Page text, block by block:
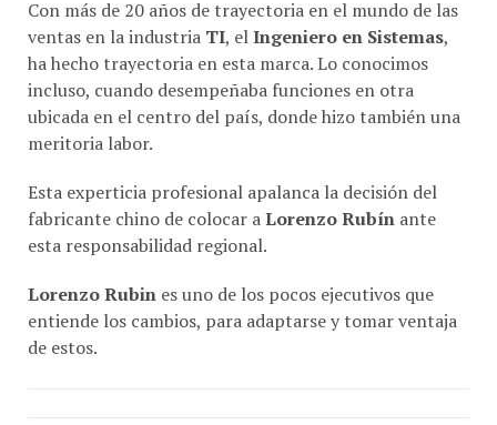
ventas en la industriaTI, elIngeniero en Sistemas,
ha hecho trayectoria en esta marca. Lo conocimos
incluso, cuando desempeñaba funciones en otra
ubicada en el centro del país, donde hizo también una
meritoria labor.
fabricante chino de colocar aLorenzo Rubínante
esta responsabilidad regional.
entiende los cambios, para adaptarse y tomar ventaja
de estos.